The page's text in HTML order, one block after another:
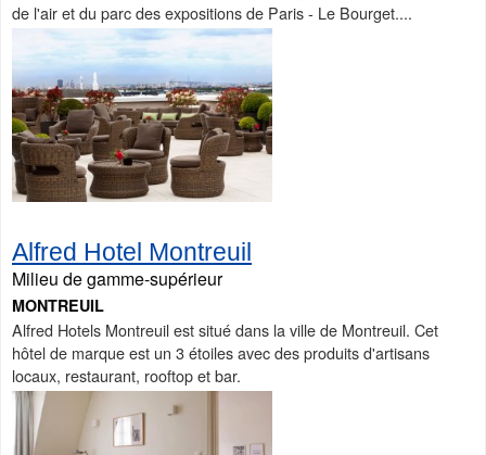
de l'air et du parc des expositions de Paris - Le Bourget....
Alfred Hotel Montreuil
Milieu de gamme-supérieur
MONTREUIL
Alfred Hotels Montreuil est situé dans la ville de Montreuil. Cet
hôtel de marque est un 3 étoiles avec des produits d'artisans
locaux, restaurant, rooftop et bar.